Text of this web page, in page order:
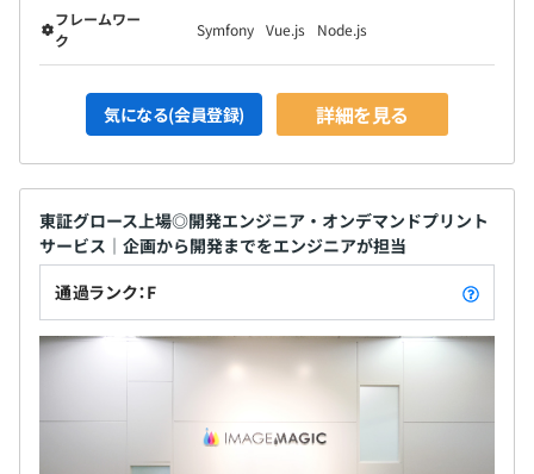
フレームワー
ク
Symfony Vue.js Node.js
気になる(会員登録) 詳細を見る
東証グロース上場◎開発エンジニア・オンデマンドプリント
サービス｜企画から開発までをエンジニアが担当
通過ランク：F